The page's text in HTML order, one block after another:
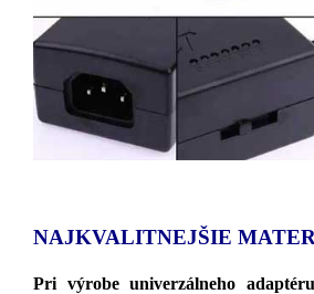
NAJKVALITNEJŠIE
Pri výrobe univerzálneho